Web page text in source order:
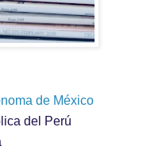
de México
del Perú